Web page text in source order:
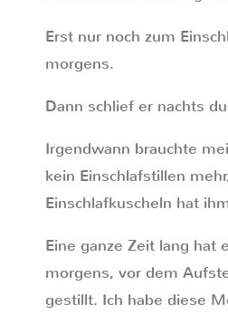
Erst nur noch zum
morgens.
Dann schlief er nachts
Irgendwann brauchte
kein Einschlafstillen
Einschlafkuscheln hat
Eine ganze Zeit lang hat
morgens, vor dem
gestillt. Ich habe diese